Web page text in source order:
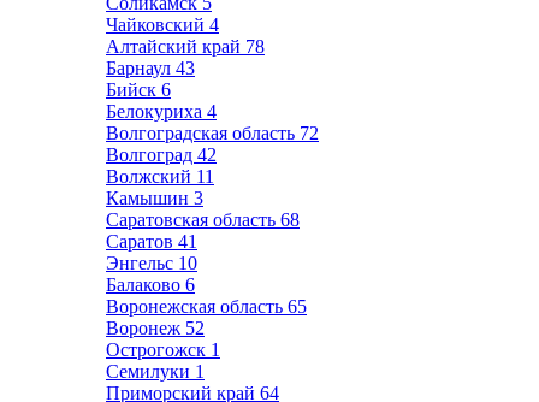
Чайковский 4
Алтайский край 78
Барнаул 43
Бийск 6
Белокуриха 4
Волгоградская область 72
Волгоград 42
Волжский 11
Камышин 3
Саратовская область 68
Саратов 41
Энгельс 10
Балаково 6
Воронежская область 65
Воронеж 52
Острогожск 1
Семилуки 1
Приморский край 64